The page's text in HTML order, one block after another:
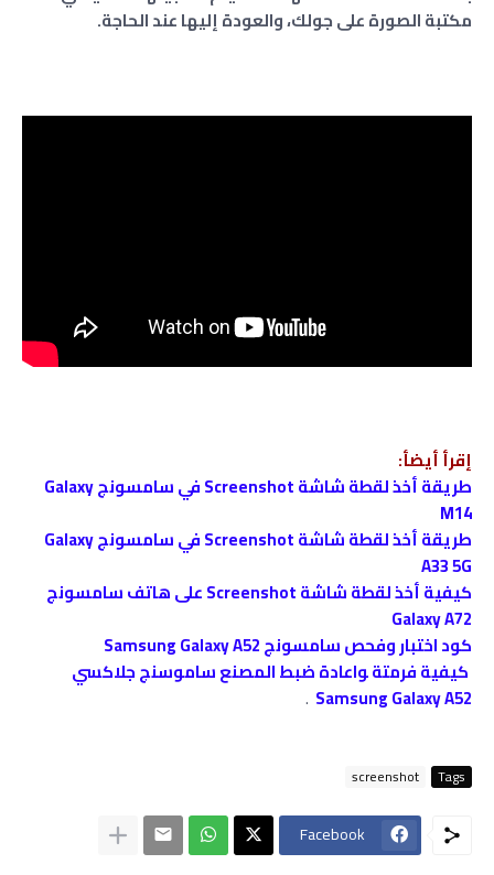
مكتبة الصورة على جولك، والعودة إليها عند الحاجة.
إقرأ أيضأ:
طريقة أخذ لقطة شاشة Screenshot في سامسونج Galaxy
M14
طريقة أخذ لقطة شاشة Screenshot في سامسونج Galaxy
A33 5G
كيفية أخذ لقطة شاشة Screenshot على هاتف سامسونج
Galaxy A72
كود اختبار وفحص سامسونج Samsung Galaxy A52
كيفية فرمتة ﻮاعادة ضبط المصنع ﺳﺎﻣﻮﺳﻨﺞ جلاكسي
Samsung Galaxy A52
.
Tags
screenshot
Facebook